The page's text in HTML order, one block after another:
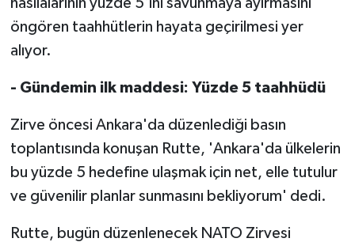
öngören taahhütlerin hayata geçirilmesi yer
alıyor.
- Gündemin ilk maddesi: Yüzde 5 taahhüdü
Zirve öncesi Ankara'da düzenlediği basın
toplantısında konuşan Rutte, 'Ankara'da ülkelerin
bu yüzde 5 hedefine ulaşmak için net, elle tutulur
ve güvenilir planlar sunmasını bekliyorum' dedi.
Rutte, bugün düzenlenecek NATO Zirvesi
TİCARET
YAŞAM